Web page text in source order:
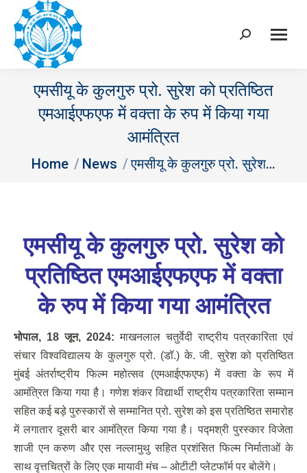
Search:
एमसीयू के कुलगुरु प्रो. सुरेश को प्रतिष्ठित
एमआईएफएफ में वक्ता के रुप में किया गया
आमंत्रित
You are here:
Home News एमसीयू के कुलगुरु प्रो. सुरेश…
एमसीयू के कुलगुरु प्रो. सुरेश को
प्रतिष्ठित एमआईएफएफ में वक्ता
के रुप में किया गया आमंत्रित
भोपाल, 18 जून, 2024: माखनलाल चतुर्वेदी राष्ट्रीय पत्रकारिता एवं
संचार विश्वविद्यालय के कुलगुरु प्रो. (डॉ.) के. जी. सुरेश को प्रतिष्ठित
मुंबई अंतर्राष्ट्रीय फिल्म महोत्सव (एमआईएफएफ) में वक्ता के रूप में
आमंत्रित किया गया है। गणेश शंकर विद्यार्थी राष्ट्रीय पत्रकारिता सम्मान
सहित कई बड़े पुरुस्कारों से सम्मानित प्रो. सुरेश को इस प्रतिष्ठित समारोह
में लगातार दूसरी बार आमंत्रित किया गया है। पद्मश्री पुरस्कार विजेता
शाजी एन करुण और एस नल्लामुथु सहित प्रशंसित फिल्म निर्माताओं के
साथ वृत्तचित्रों के लिए एक मायावी मंच – ओटीटी प्लेटफॉर्म पर बोलेंगे।